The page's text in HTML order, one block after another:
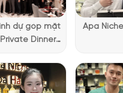
mang lại cảm giác
dự góp mặt
Dinner
Apa